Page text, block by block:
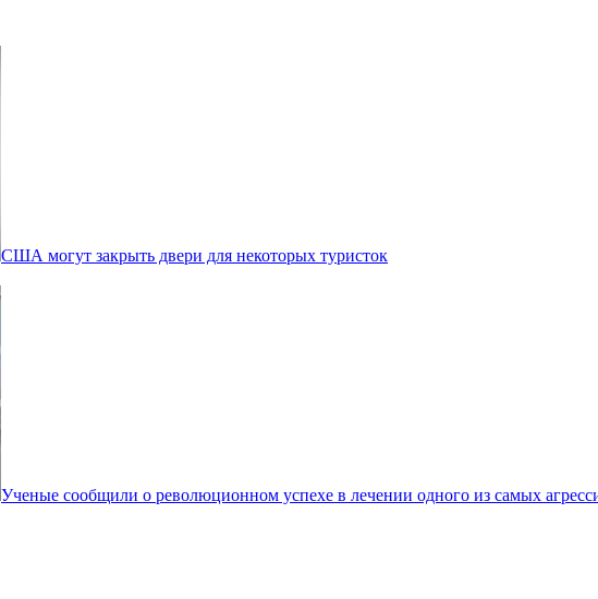
США могут закрыть двери для некоторых туристок
Ученые сообщили о революционном успехе в лечении одного из самых